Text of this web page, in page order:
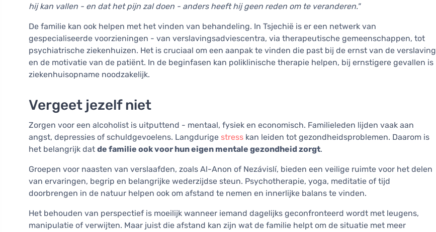
hij kan vallen - en dat het pijn zal doen - anders heeft hij geen reden om te veranderen."
De familie kan ook helpen met het vinden van behandeling. In Tsjechië is er een netwerk van
gespecialiseerde voorzieningen - van verslavingsadviescentra, via therapeutische gemeenschappen, tot
psychiatrische ziekenhuizen. Het is cruciaal om een aanpak te vinden die past bij de ernst van de verslaving
en de motivatie van de patiënt. In de beginfasen kan poliklinische therapie helpen, bij ernstigere gevallen is
ziekenhuisopname noodzakelijk.
Vergeet jezelf niet
Zorgen voor een alcoholist is uitputtend - mentaal, fysiek en economisch. Familieleden lijden vaak aan
angst, depressies of schuldgevoelens. Langdurige stress kan leiden tot gezondheidsproblemen. Daarom is
het belangrijk dat de familie ook voor hun eigen mentale gezondheid zorgt.
Groepen voor naasten van verslaafden, zoals Al-Anon of Nezávislí, bieden een veilige ruimte voor het delen
van ervaringen, begrip en belangrijke wederzijdse steun. Psychotherapie, yoga, meditatie of tijd
doorbrengen in de natuur helpen ook om afstand te nemen en innerlijke balans te vinden.
Het behouden van perspectief is moeilijk wanneer iemand dagelijks geconfronteerd wordt met leugens,
manipulatie of verwijten. Maar juist die afstand kan zijn wat de familie helpt om de situatie met meer